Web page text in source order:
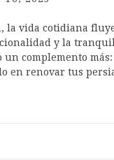
la vida cotidiana
y la
un complemento
en renovar tus